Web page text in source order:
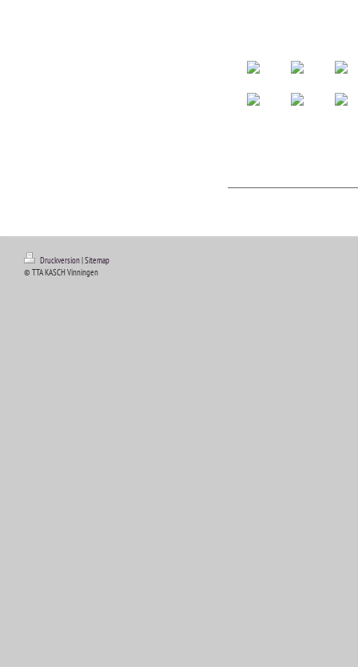
Druckversion|Sitemap
© TTA KASCH Vinningen